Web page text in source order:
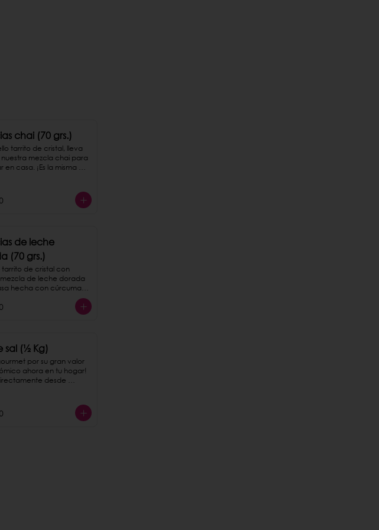
chai (70 grs.)
tarrito de cristal, lleva
mezcla chai para
en casa. ¡Es la misma
de leche
(70 grs.)
tarrito de cristal con
de leche dorada
hecha con cúrcuma,
sal (½ Kg)
por su gran valor
ahora en tu hogar!
desde